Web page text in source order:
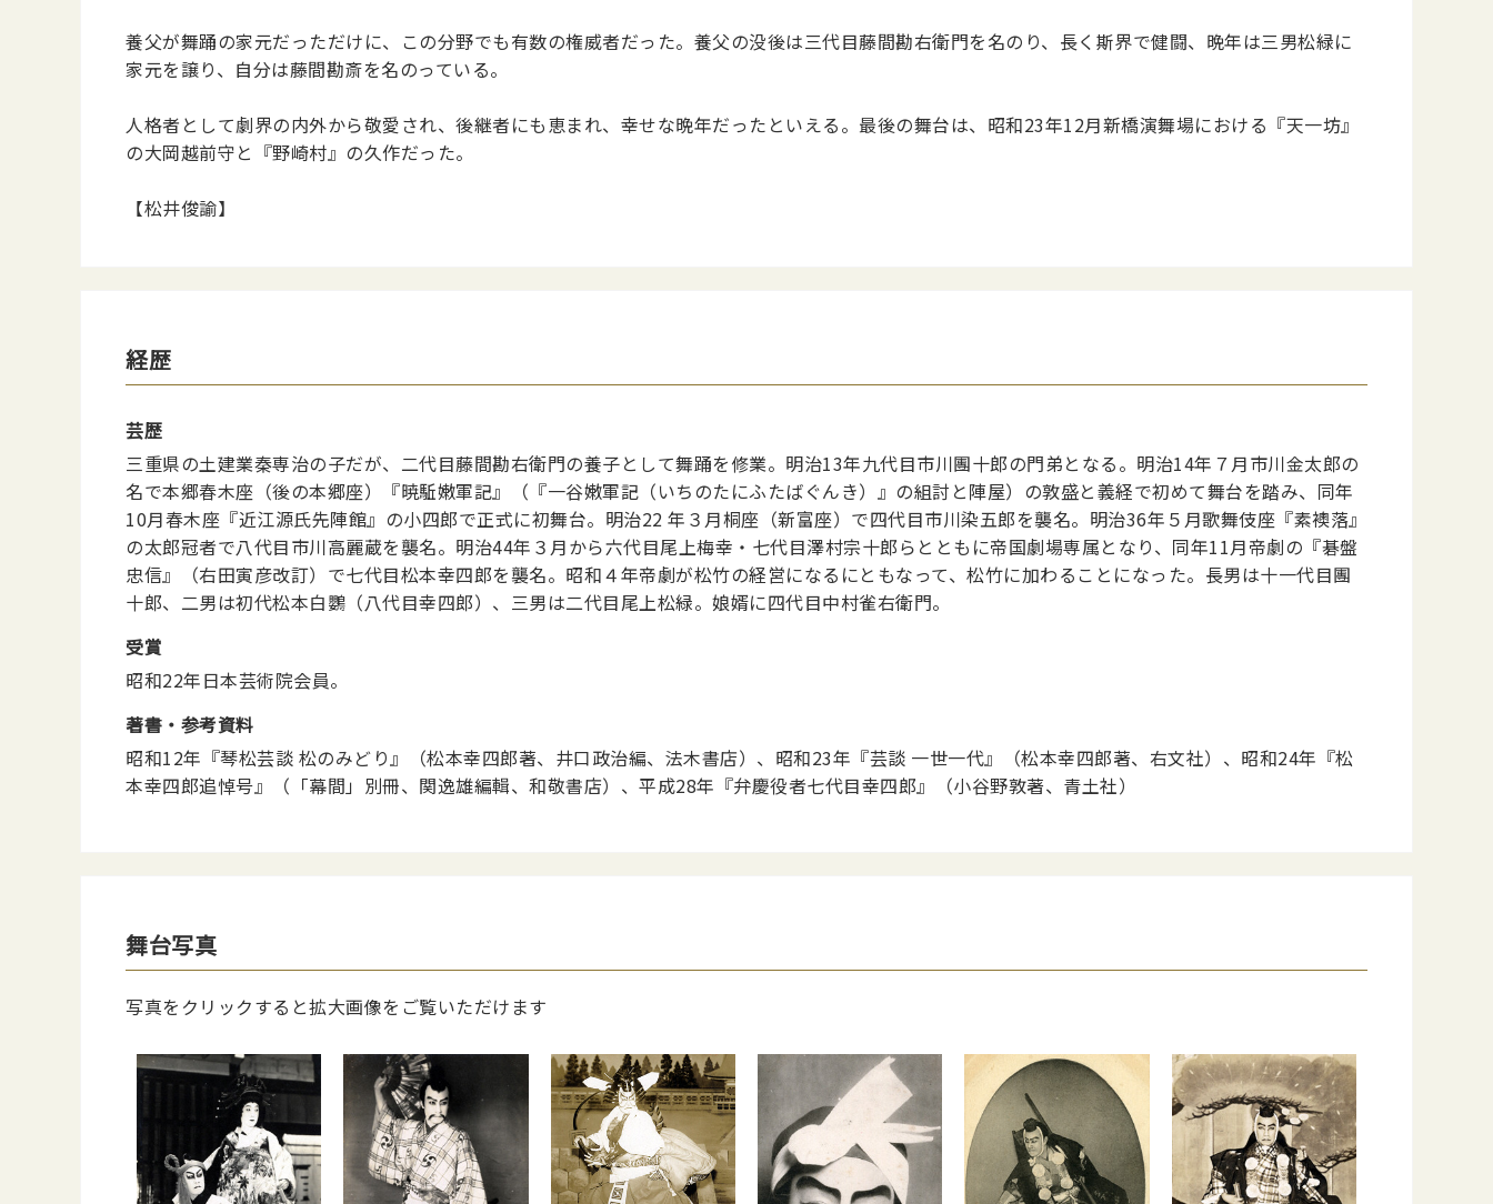
養父が舞踊の家元だっただけに、この分野でも有数の権威者だった。養父の没後は三代目藤間勘右衛門を名のり、長く斯界で健闘、晩年は三男松緑に
家元を譲り、自分は藤間勘斎を名のっている。
人格者として劇界の内外から敬愛され、後継者にも恵まれ、幸せな晩年だったといえる。最後の舞台は、昭和23年12月新橋演舞場における『天一坊』
の大岡越前守と『野崎村』の久作だった。
【松井俊諭】
経歴
芸歴
三重県の土建業秦専治の子だが、二代目藤間勘右衛門の養子として舞踊を修業。明治13年九代目市川團十郎の門弟となる。明治14年７月市川金太郎の
名で本郷春木座（後の本郷座）『暁駈嫩軍記』（『一谷嫩軍記（いちのたにふたばぐんき）』の組討と陣屋）の敦盛と義経で初めて舞台を踏み、同年
10月春木座『近江源氏先陣館』の小四郎で正式に初舞台。明治22 年３月桐座（新富座）で四代目市川染五郎を襲名。明治36年５月歌舞伎座『素襖落』
の太郎冠者で八代目市川高麗蔵を襲名。明治44年３月から六代目尾上梅幸・七代目澤村宗十郎らとともに帝国劇場専属となり、同年11月帝劇の『碁盤
忠信』（右田寅彦改訂）で七代目松本幸四郎を襲名。昭和４年帝劇が松竹の経営になるにともなって、松竹に加わることになった。長男は十一代目團
十郎、二男は初代松本白鸚（八代目幸四郎）、三男は二代目尾上松緑。娘婿に四代目中村雀右衛門。
受賞
昭和22年日本芸術院会員。
著書・参考資料
昭和12年『琴松芸談 松のみどり』（松本幸四郎著、井口政治編、法木書店）、昭和23年『芸談 一世一代』（松本幸四郎著、右文社）、昭和24年『松
本幸四郎追悼号』（「幕間」別冊、関逸雄編輯、和敬書店）、平成28年『弁慶役者七代目幸四郎』（小谷野敦著、青土社）
舞台写真
写真をクリックすると拡大画像をご覧いただけます